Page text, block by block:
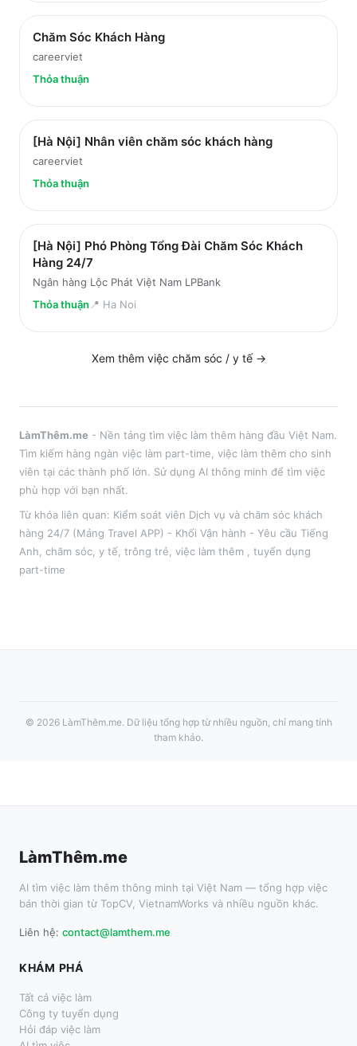
Chăm Sóc Khách Hàng
careerviet
Thỏa thuận
[Hà Nội] Nhân viên chăm sóc khách hàng
careerviet
Thỏa thuận
[Hà Nội] Phó Phòng Tổng Đài Chăm Sóc Khách
Hàng 24/7
Ngân hàng Lộc Phát Việt Nam LPBank
Thỏa thuận 📍 Ha Noi
Xem thêm việc chăm sóc / y tế→
LàmThêm.me - Nền tảng tìm việc làm thêm hàng đầu Việt Nam.
Tìm kiếm hàng ngàn việc làm part-time, việc làm thêm cho sinh
viên tại các thành phố lớn. Sử dụng AI thông minh để tìm việc
phù hợp với bạn nhất.
Từ khóa liên quan: Kiểm soát viên Dịch vụ và chăm sóc khách
hàng 24/7 (Mảng Travel APP) - Khối Vận hành - Yêu cầu Tiếng
Anh chăm sóc, y tế, trông trẻ , việc làm thêm
, tuyển dụng
part-time
© 2026 LàmThêm.me. Dữ liệu tổng hợp từ nhiều nguồn, chỉ mang tính
tham khảo.
LàmThêm.me
AI tìm việc làm thêm thông minh tại Việt Nam — tổng hợp việc
bán thời gian từ TopCV, VietnamWorks và nhiều nguồn khác.
Liên hệ: contact@lamthem.me
KHÁM PHÁ
Tất cả việc làm
Công ty tuyển dụng
Hỏi đáp việc làm